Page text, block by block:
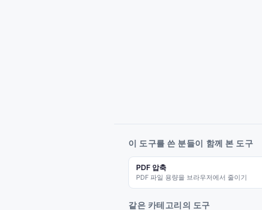
이 도구를 쓴 분들이 함께 본 도구
PDF 압축
PDF 파일 용량을 브라우저에서 줄이기
같은 카테고리의 도구